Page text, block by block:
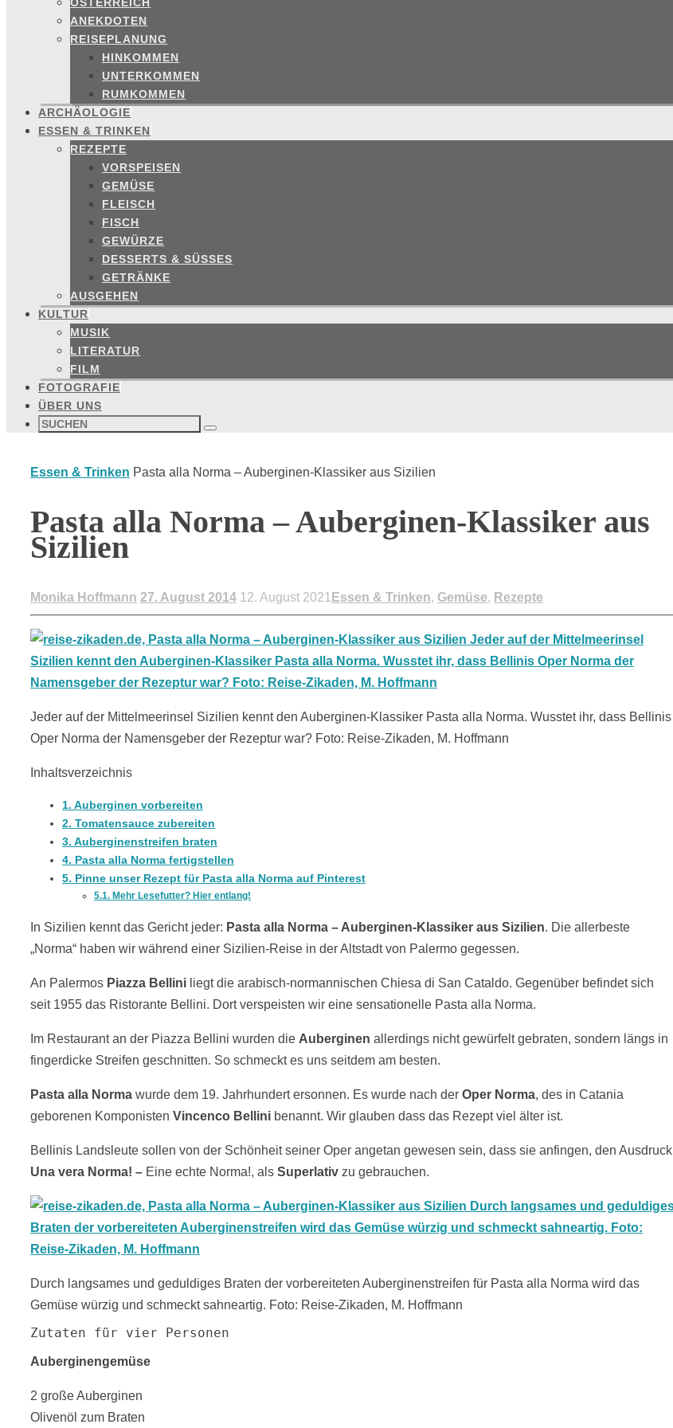
ANEKDOTEN
REISEPLANUNG
HINKOMMEN
UNTERKOMMEN
RUMKOMMEN
ARCHÄOLOGIE
ESSEN & TRINKEN
REZEPTE
VORSPEISEN
GEMÜSE
FLEISCH
FISCH
GEWÜRZE
DESSERTS & SÜSSES
GETRÄNKE
AUSGEHEN
KULTUR
MUSIK
LITERATUR
FILM
FOTOGRAFIE
ÜBER UNS
Suchen
nach: Suchen
Start
Essen & Trinken Pasta alla Norma – Auberginen-Klassiker aus Sizilien
Pasta alla Norma – Auberginen-Klassiker aus
Sizilien
Monika Hoffmann 27. August 2014 12. August 2021 Essen & Trinken, Gemüse, Rezepte
Jeder auf der Mittelmeerinsel Sizilien kennt den Auberginen-Klassiker Pasta alla Norma. Wusstet ihr, dass Bellinis
Oper Norma der Namensgeber der Rezeptur war? Foto: Reise-Zikaden, M. Hoffmann
Inhaltsverzeichnis
1. Auberginen vorbereiten
2. Tomatensauce zubereiten
3. Auberginenstreifen braten
4. Pasta alla Norma fertigstellen
5. Pinne unser Rezept für Pasta alla Norma auf Pinterest
5.1. Mehr Lesefutter? Hier entlang!
In Sizilien kennt das Gericht jeder: Pasta alla Norma – Auberginen-Klassiker aus Sizilien. Die allerbeste
„Norma“ haben wir während einer Sizilien-Reise in der Altstadt von Palermo gegessen.
An Palermos Piazza Bellini liegt die arabisch-normannischen Chiesa di San Cataldo. Gegenüber befindet sich
seit 1955 das Ristorante Bellini. Dort verspeisten wir eine sensationelle Pasta alla Norma.
Im Restaurant an der Piazza Bellini wurden die Auberginen allerdings nicht gewürfelt gebraten, sondern längs in
fingerdicke Streifen geschnitten. So schmeckt es uns seitdem am besten.
Pasta alla Norma wurde dem 19. Jahrhundert ersonnen. Es wurde nach der Oper Norma, des in Catania
geborenen Komponisten Vincenco Bellini benannt. Wir glauben dass das Rezept viel älter ist.
Bellinis Landsleute sollen von der Schönheit seiner Oper angetan gewesen sein, dass sie anfingen, den Ausdruck
Una vera Norma! – Eine echte Norma!, als Superlativ zu gebrauchen.
Durch langsames und geduldiges Braten der vorbereiteten Auberginenstreifen für Pasta alla Norma wird das
Gemüse würzig und schmeckt sahneartig. Foto: Reise-Zikaden, M. Hoffmann
Zutaten für vier Personen
Auberginengemüse
2 große Auberginen
Olivenöl zum Braten